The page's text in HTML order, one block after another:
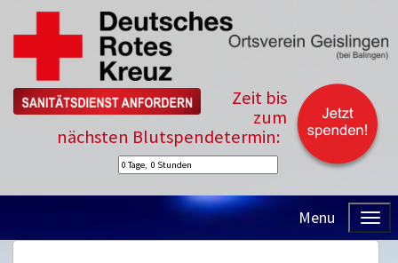
Zeit bis
zum
nächsten Blutspendetermin:
Menu